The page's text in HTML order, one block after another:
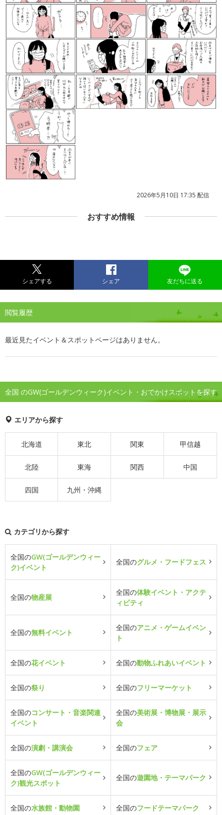
2026年5月10日 17:35 配信
おすすめ情報
シェアする シェア 友だちに送る
閲覧履歴
最近見たイベント＆スポットページはありません。
全国 のGW(ゴールデンウィーク)イベント・おでかけスポットを探す
エリアから探す
北海道 東北 関東 甲信越
北陸 東海 関西 中国
四国 九州・沖縄
カテゴリから探す
全国のGW(ゴールデンウィー
ク)イベント
全国のグルメ・フードフェス
全国の物産展
全国の体験イベント・アクテ
ィビティ
全国の無料イベント
全国のアニメ・ゲームイベン
ト
全国の花イベント 全国の動物ふれあいイベント
全国の祭り 全国のフリーマーケット
全国のコンサート・音楽関連
イベント
全国の美術展・博物展・展示
会
全国の演劇・講演会 全国のフェア
全国のGW(ゴールデンウィー
ク)観光スポット
全国の遊園地・テーマパーク
全国の水族館・動物園 全国のフードテーマパーク